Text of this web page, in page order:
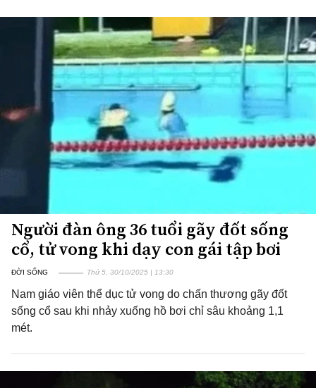
Người đàn ông 36 tuổi gãy đốt sống
cổ, tử vong khi dạy con gái tập bơi
ĐỜI SỐNG Thứ 5, 30/10/2025 | 13:30
Nam giáo viên thể dục tử vong do chấn thương gãy đốt
sống cổ sau khi nhảy xuống hồ bơi chỉ sâu khoảng 1,1
mét.